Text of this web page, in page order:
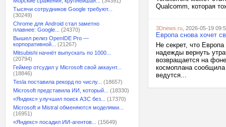
Тысячи сотрудников Google требуют...
(30249)
Chrome для Android стал заметно
плавнее: Google...
(24370)
Вышел релиз OpenIDE Pro —
корпоративной...
(21267)
Mitsubishi начнёт выпускать по 1000...
(20794)
Геймер отсудил у Microsoft свой аккаунт...
(18846)
Tesla поставила рекорд по числу...
(18657)
Microsoft представила ИИ, который...
(18330)
«Яндекс» улучшил поиск АЗС без...
(17370)
Microsoft и Mistral обменяются моделями...
(16951)
«Яндекс» посадил ИИ-агентов...
(15649)
Qualcomm, которая
3Dnews.ru , 2026-05-19
Европа снова хочет
Не секрет, что
надежды вернуть
возвращается на
космоплана
ведутся...